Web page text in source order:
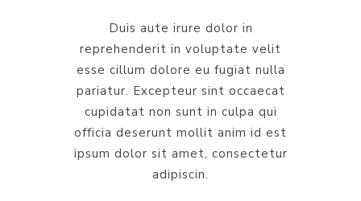
Duis aute irure dolor in
reprehenderit in voluptate velit
esse cillum dolore eu fugiat nulla
pariatur. Excepteur sint occaecat
cupidatat non sunt in culpa qui
officia deserunt mollit anim id est
ipsum dolor sit amet, consectetur
adipiscin.